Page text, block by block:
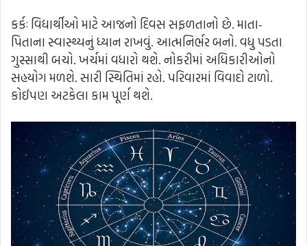
કર્કઃ વિદ્યાર્થીઓ માટે આજનો દિવસ સફળતાનો છે. માતા-
પિતાના સ્વાસ્થ્યનું ધ્યાન રાખવું. આત્મનિર્ભર બનો. વધુ પડતા
ગુસ્સાથી બચો. ખર્ચમાં વધારો થશે. નોકરીમાં અધિકારીઓનો
સહયોગ મળશે. સારી સ્થિતિમાં રહો. પરિવારમાં વિવાદો ટાળો.
કોઈપણ અટકેલા કામ પૂર્ણ થશે.